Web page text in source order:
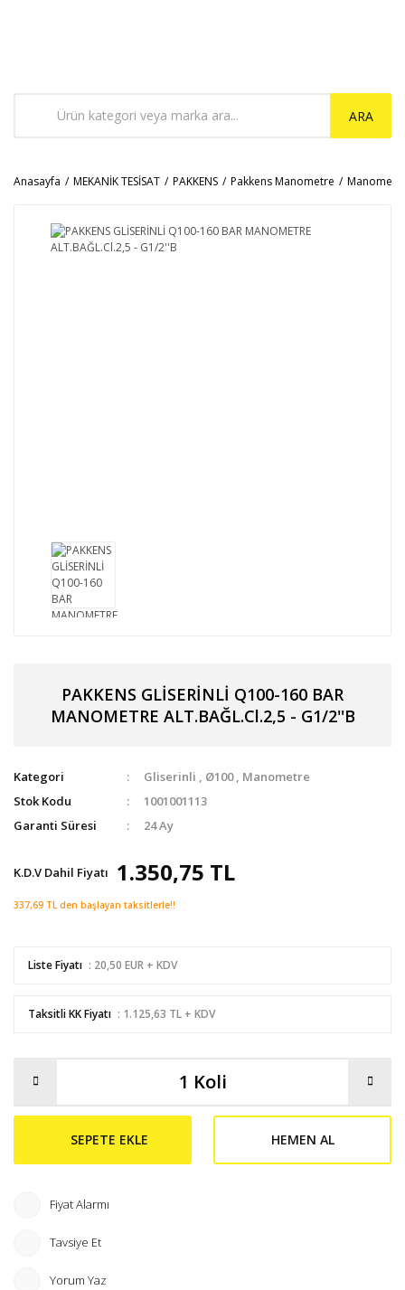
ARA
Anasayfa MEKANİK TESİSAT PAKKENS Pakkens Manometre
PAKKENS GLİSERİNLİ Q100-160 BAR
MANOMETRE ALT.BAĞL.Cl.2,5 - G1/2''B
Kategori Gliserinli , Ø100 , Manometre
Stok Kodu
1001001113
Garanti Süresi
24 Ay
K.D.V Dahil Fiyatı 1.350,75 TL
337,69 TL den başlayan taksitlerle!!
Liste Fiyatı : 20,50 EUR + KDV
Taksitli KK Fiyatı : 1.125,63 TL + KDV
SEPETE EKLE HEMEN AL
Fiyat Alarmı
Tavsiye Et
Yorum Yaz